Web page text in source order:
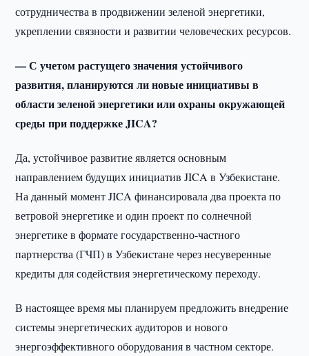
сотрудничества в продвижении зеленой энергетики,
укреплении связности и развитии человеческих ресурсов.
— С учетом растущего значения устойчивого
развития, планируются ли новые инициативы в
области зеленой энергетики или охраны окружающей
среды при поддержке JICA?
Да, устойчивое развитие является основным
направлением будущих инициатив JICA в Узбекистане.
На данный момент JICA финансировала два проекта по
ветровой энергетике и один проект по солнечной
энергетике в формате государственно-частного
партнерства (ГЧП) в Узбекистане через несуверенные
кредиты для содействия энергетическому переходу.
В настоящее время мы планируем предложить внедрение
системы энергетических аудиторов и нового
энергоэффективного оборудования в частном секторе.